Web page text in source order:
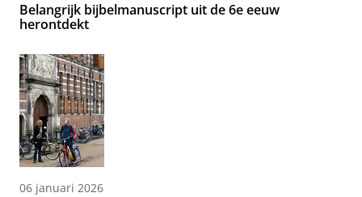
Belangrijk bijbelmanuscript uit de 6e eeuw
herontdekt
06 januari 2026